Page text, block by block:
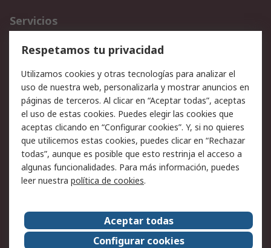
Servicios
Cómo realizar pedidos
Devoluciones
Facturación y pago
Ofertas
Soporte técnico
Legal
Aviso legal
Política de privacidad -
Actualizada
Política sobre cookies
Seguridad de emails
Certificaciones de
Condiciones de venta
Acerca de RS
Respetamos tu privacidad
Utilizamos cookies y otras tecnologías para analizar el
uso de nuestra web, personalizarla y mostrar anuncios en
páginas de terceros. Al clicar en “Aceptar todas”, aceptas
el uso de estas cookies. Puedes elegir las cookies que
aceptas clicando en “Configurar cookies”. Y, si no quieres
que utilicemos estas cookies, puedes clicar en “Rechazar
todas”, aunque es posible que esto restrinja el acceso a
algunas funcionalidades. Para más información, puedes
leer nuestra política de cookies.
Aceptar todas
Configurar cookies